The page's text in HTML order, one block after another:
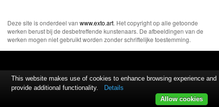
Deze site is onderdeel van www.exto.art. Het copyright op alle getoonde
werken berust bij de desbetreffende kunstenaars. De afbeeldingen van de
werken mogen niet gebruikt worden zonder schriftelijke toestemming.
This website makes use of cookies to enhance browsing experience and
provide additional functionality.
Details
Allow cookies